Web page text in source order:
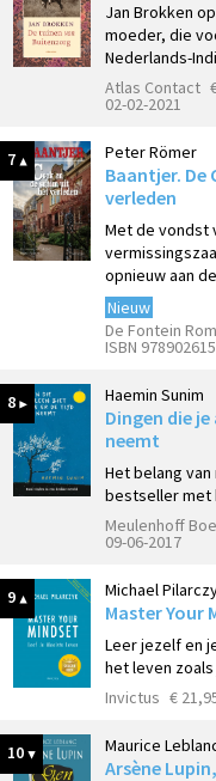
Jan Brokken
moeder, die
Nederlands-
Atlas Contact
02-02-2021
7 Peter Römer
Baantjer. De
verleden
Met de vondst
opnieuw aan
Nieuw
De Fontein
ISBN
8 Haemin Sunim
Dingen die
neemt
Het belang
bestseller met
Meulenhoff
09-06-2017
9 Michael
Master Your
Leer jezelf en
het leven
Invictus €
10 Maurice
Arsène